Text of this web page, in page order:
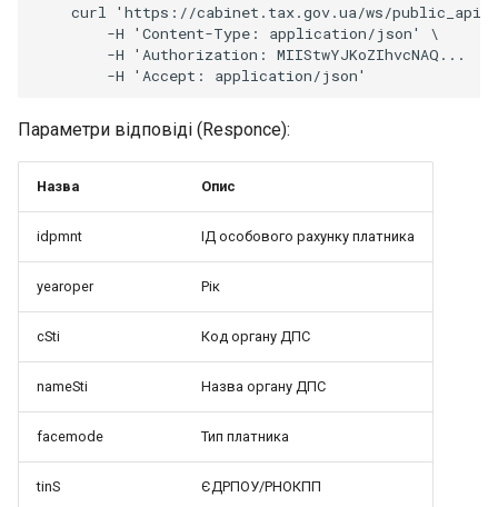
curl 'https://cabinet.tax.gov.ua/ws/
        -H 'Content-Type: application/json' \
        -H 'Authorization: MIIStwYJKoZIhvcNAQ...
Параметри відповіді (Responce):
Назва Опис
idpmnt ІД особового рахунку платника
yearoper Рік
cSti Код органу ДПС
nameSti Назва органу ДПС
facemode Тип платника
tinS ЄДРПОУ/РНОКПП